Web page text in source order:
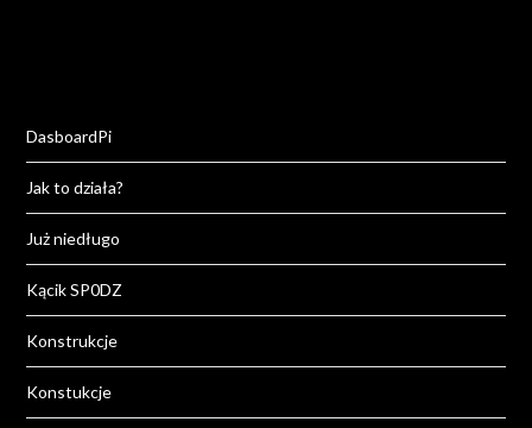
DasboardPi
Jak to działa?
Już niedługo
Kącik SP0DZ
Konstrukcje
Konstukcje